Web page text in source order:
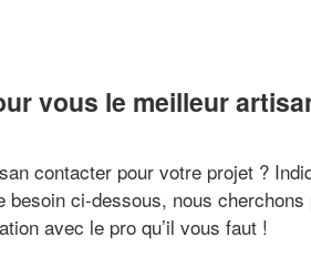
vous le meilleur
contacter pour votre projet ?
besoin ci-dessous, nous cherchons
avec le pro qu’il vous faut !